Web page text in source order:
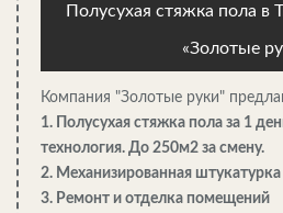
конструкции будет
Фото двухкамерного
Полусухая стяжка пола в
«Золотые
Компания "Золотые руки"
1. Полусухая стяжка пола за 1
технология. До 250м2 за смену.
2. Механизированная
3. Ремонт и отделка помещений